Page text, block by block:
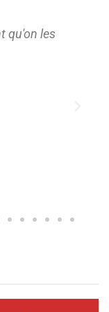
qu'on les